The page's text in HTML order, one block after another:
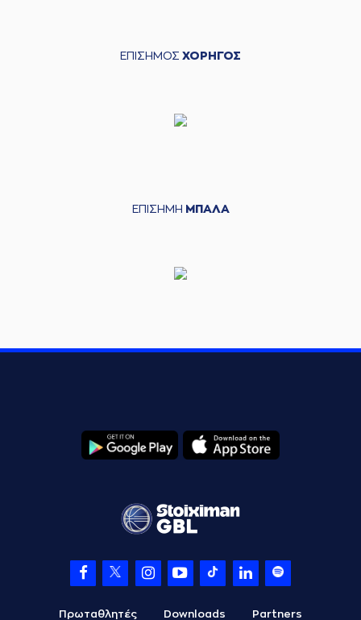
ΕΠΙΣΗΜΟΣ ΧΟΡΗΓΟΣ
ΕΠΙΣΗΜΗ ΜΠΑΛΑ
Πρωταθλητές Downloads Partners